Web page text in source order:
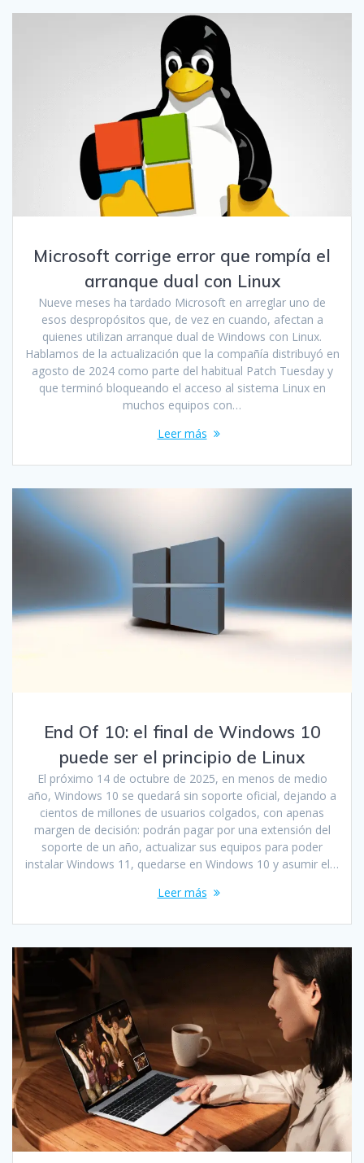
Microsoft corrige error que rompía el
arranque dual con Linux
Nueve meses ha tardado Microsoft en arreglar uno de
esos despropósitos que, de vez en cuando, afectan a
quienes utilizan arranque dual de Windows con Linux.
Hablamos de la actualización que la compañía distribuyó en
agosto de 2024 como parte del habitual Patch Tuesday y
que terminó bloqueando el acceso al sistema Linux en
muchos equipos con…
Leer más
End Of 10: el final de Windows 10
puede ser el principio de Linux
El próximo 14 de octubre de 2025, en menos de medio
año, Windows 10 se quedará sin soporte oficial, dejando a
cientos de millones de usuarios colgados, con apenas
margen de decisión: podrán pagar por una extensión del
soporte de un año, actualizar sus equipos para poder
instalar Windows 11, quedarse en Windows 10 y asumir el…
Leer más